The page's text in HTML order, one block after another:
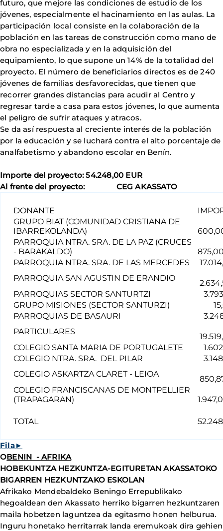
futuro, que mejore las condiciones de estudio de los
jóvenes, especialmente el hacinamiento en las aulas. La
participación local consiste en la colaboración de la
población en las tareas de construcción como mano de
obra no especializada y en la adquisición del
equipamiento, lo que supone un 14% de la totalidad del
proyecto. El número de beneficiarios directos es de 240
jóvenes de familias desfavorecidas, que tienen que
recorrer grandes distancias para acudir al Centro y
regresar tarde a casa para estos jóvenes, lo que aumenta
el peligro de sufrir ataques y atracos.
Se da así respuesta al creciente interés de la población
por la educación y se luchará contra el alto porcentaje de
analfabetismo y abandono escolar en Benín.
Importe del proyecto: 54.248,00 EUR
Al frente del proyecto: CEG AKASSATO
DONANTE
GRUPO BIAT (COMUNIDAD CRISTIANA DE
IBARREKOLANDA)
PARROQUIA NTRA. SRA. DE LA PAZ (CRUCES
- BARAKALDO)
PARROQUIA NTRA. SRA. DE LAS MERCEDES
PARROQUIA SAN AGUSTIN DE ERANDIO
PARROQUIAS SECTOR SANTURTZI
GRUPO MISIONES (SECTOR SANTURZI)
PARROQUIAS DE BASAURI
PARTICULARES
COLEGIO SANTA MARIA DE PORTUGALETE
COLEGIO NTRA. SRA. DEL PILAR
COLEGIO ASKARTZA CLARET - LEIOA
COLEGIO FRANCISCANAS DE MONTPELLIER
(TRAPAGARAN)
TOTAL
Fila►
OBENIN - AFRIKA
HOBEKUNTZA HEZKUNTZA-EGITURETAN AKASSATOKO
BIGARREN HEZKUNTZAKO ESKOLAN
Afrikako Mendebaldeko Beningo Errepublikako
hegoaldean den Akassato herriko bigarren hezkuntzaren
maila hobetzen laguntzea da egitasmo honen helburua.
Inguru honetako herritarrak landa eremukoak dira gehien